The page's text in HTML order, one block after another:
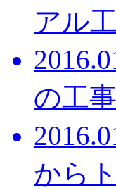
アル
の工
から